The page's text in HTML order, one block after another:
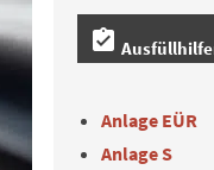
assignment_turned_in
Anlage EÜR
Anlage S